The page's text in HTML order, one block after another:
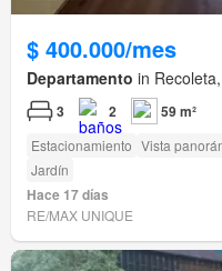
$ 400.000/mes
Departamento in
3 2 59 m²
Estacionamiento Vista
Jardín
Hace 17 días
RE/MAX UNIQUE